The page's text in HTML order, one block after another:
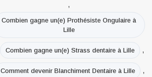
,
Combien gagne un(e) Prothésiste Ongulaire à
Lille
Combien gagne un(e) Strass dentaire à Lille ,
Comment devenir Blanchiment Dentaire à Lille ,